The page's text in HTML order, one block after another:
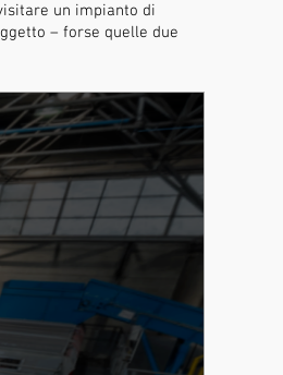
un impianto di
– forse quelle due